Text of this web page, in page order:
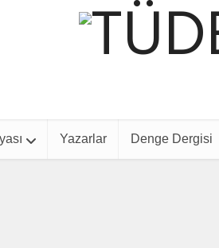
Yazarlar Denge Dergisi